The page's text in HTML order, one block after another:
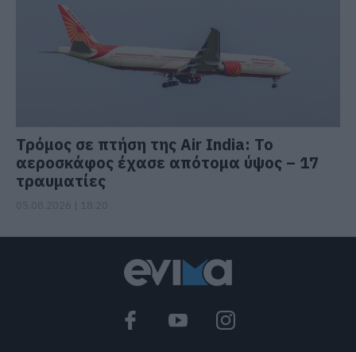
Τρόμος σε πτήση της Air India: Το
αεροσκάφος έχασε απότομα ύψος – 17
τραυματίες